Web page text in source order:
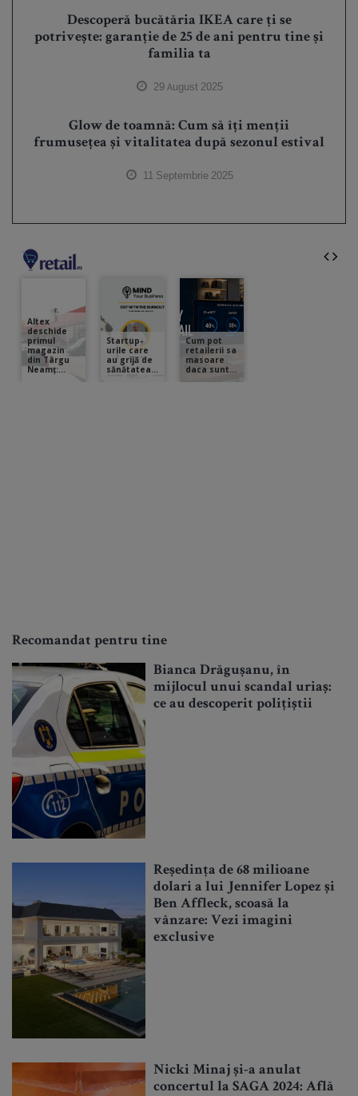
Descoperă bucătăria IKEA care ți se
potrivește: garanție de 25 de ani pentru tine și
familia ta
29 August 2025
Glow de toamnă: Cum să îți menții
frumusețea și vitalitatea după sezonul estival
11 Septembrie 2025
Recomandat pentru tine
Bianca Drăgușanu, în
mijlocul unui scandal uriaș:
ce au descoperit polițiștii
Reședința de 68 milioane
dolari a lui Jennifer Lopez și
Ben Affleck, scoasă la
vânzare: Vezi imagini
exclusive
Nicki Minaj și-a anulat
concertul la SAGA 2024: Află